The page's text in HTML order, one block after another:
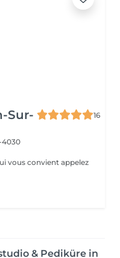
Sur-
16
4030
vous convient appelez
& Pediküre in